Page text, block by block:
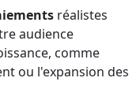
réalistes
audience
comme
ou l'expansion des